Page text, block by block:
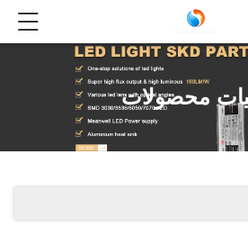
محصولات